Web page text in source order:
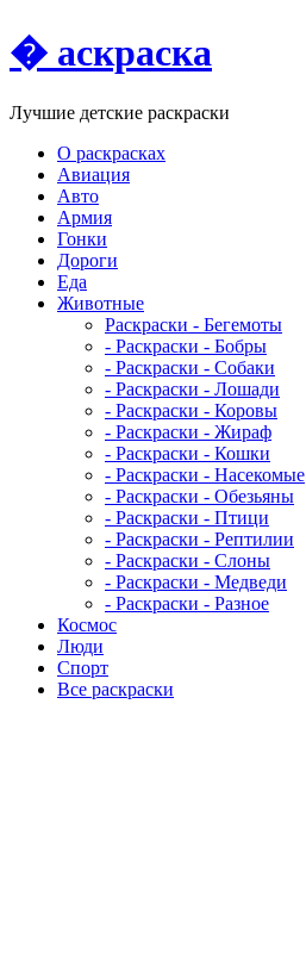
� аскраска
Лучшие детские раскраски
О раскрасках
Авиация
Авто
Армия
Гонки
Дороги
Еда
Животныe
Раскраски - Бегемоты
- Раскраски - Бобры
- Раскраски - Собаки
- Раскраски - Лошади
- Раскраски - Коровы
- Раскраски - Жираф
- Раскраски - Кошки
- Раскраски - Насекомые
- Раскраски - Обезьяны
- Раскраски - Птици
- Раскраски - Рептилии
- Раскраски - Слоны
- Раскраски - Медведи
- Раскраски - Разное
Космос
Люди
Спорт
Все раскраски